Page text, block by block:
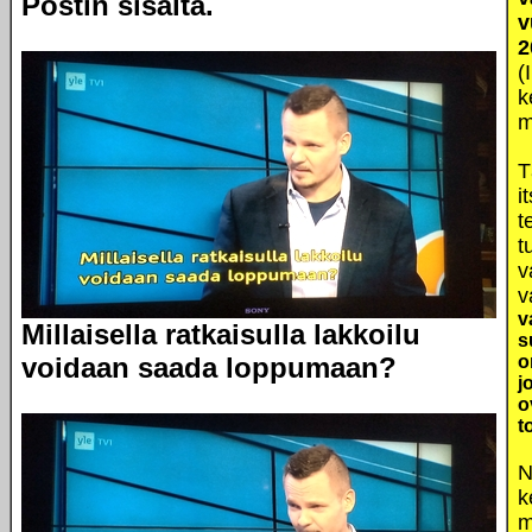
Millaisella ratkaisulla lakkoilu
voidaan saada loppumaan?